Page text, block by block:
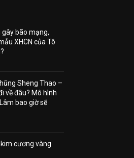
gây bão mạng,
XHCN của Tô
Sheng Thao –
về đâu? Mô hình
bao giờ sẽ
cương vàng